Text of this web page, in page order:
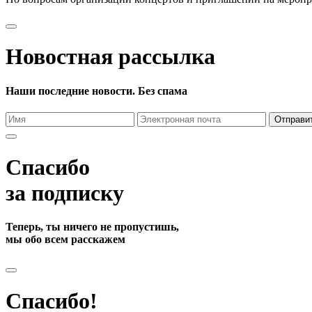
Новостная рассылка
Наши последние новости. Без спама
Спасибо
за подписку
Теперь, ты ничего не пропустишь,
мы обо всем расскажем
Спасибо!